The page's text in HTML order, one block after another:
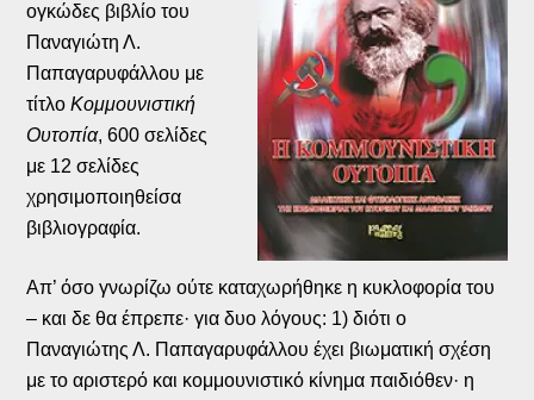
ογκώδες βιβλίο του
Παναγιώτη Λ.
Παπαγαρυφάλλου με
τίτλοΚομμουνιστική
Ουτοπία, 600 σελίδες
με 12 σελίδες
χρησιμοποιηθείσα
βιβλιογραφία.
Απ’ όσο γνωρίζω ούτε καταχωρήθηκε η κυκλοφορία του
– και δε θα έπρεπε· για δυο λόγους: 1) διότι ο
Παναγιώτης Λ. Παπαγαρυφάλλου έχει βιωματική σχέση
με το αριστερό και κομμουνιστικό κίνημα παιδιόθεν· η